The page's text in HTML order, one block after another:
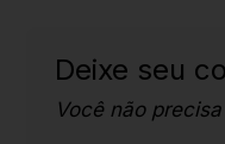
Deixe seu
Você não